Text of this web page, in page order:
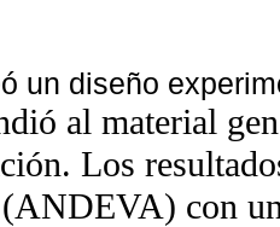
un diseño
al material
Los
con